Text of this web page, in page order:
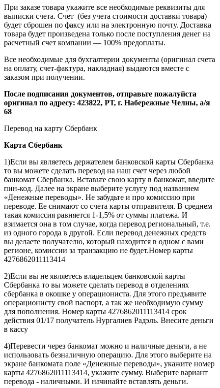
При заказе товара укажите все необходимые реквизиты для
выписки счета. Счет (без учета стоимости доставки товара)
будет сброшен по факсу или на электронную почту. Доставка
товара будет произведена только после поступления денег на
расчетный счет компании — 100% предоплаты.
Все необходимые для бухгалтерии документы (оригинал счета
на оплату, счет-фактура, накладная) выдаются вместе с
заказом при получении.
После подписания документов, отправьте пожалуйста
оригинал по адресу: 423822, РТ, г. Набережные Челны, а/я
68
Перевод на карту Сбербанк
Карта Сбербанк
1)Если вы являетесь держателем банковской карты Сбербанка
то вы можете сделать перевод на наш счет через любой
банкомат Сбербанка. Вставьте свою карту в банкомат, введите
пин-код. Далее на экране выберите услугу под названием
«Денежные переводы». Не забудьте и про комиссию при
переводе. Ее снимают со счета карты отправителя. В среднем
такая комиссия равняется 1-1,5% от суммы платежа. И
взимается она в том случае, когда перевод региональный, т.е.
из одного города в другой. Если перевод денежных средств
вы делаете получателю, который находится в одном с вами
регионе, комиссии за транзакцию не будет.Номер карты
4276862011113414
2)Если вы не являетесь владельцем банковской карты
Сбербанка то вы можете сделать перевод в отделениях
сбербанка в окошке у операциониста. Для этого предъявите
операционисту свой паспорт, а так же необходимую сумму
для пополнения. Номер карты 4276862011113414 срок
действия 01/17 получатель Нургалиев Радэль. Внесите деньги
в кассу
4)Перевести через банкомат можно и наличные деньги, а не
использовать безналичную операцию. Для этого выберите на
экране банкомата поле «Денежные переводы», укажите номер
карты 4276862011113414, укажите сумму. Выберите вариант
перевода - наличными. И начинайте вставлять деньги.